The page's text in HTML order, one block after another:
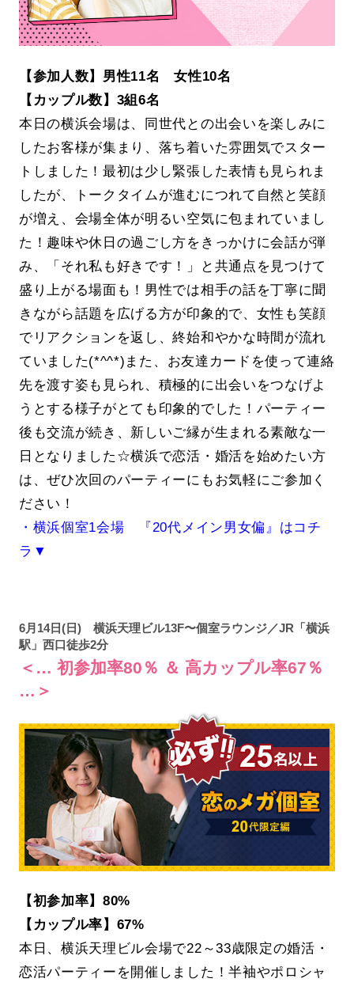
【参加人数】男性11名 女性10名
【カップル数】3組6名
本日の横浜会場は、同世代との出会いを楽しみに
したお客様が集まり、落ち着いた雰囲気でスター
トしました！最初は少し緊張した表情も見られま
したが、トークタイムが進むにつれて自然と笑顔
が増え、会場全体が明るい空気に包まれていまし
た！趣味や休日の過ごし方をきっかけに会話が弾
み、「それ私も好きです！」と共通点を見つけて
盛り上がる場面も！男性では相手の話を丁寧に聞
きながら話題を広げる方が印象的で、女性も笑顔
でリアクションを返し、終始和やかな時間が流れ
ていました(*^^*)また、お友達カードを使って連絡
先を渡す姿も見られ、積極的に出会いをつなげよ
うとする様子がとても印象的でした！パーティー
後も交流が続き、新しいご縁が生まれる素敵な一
日となりました☆横浜で恋活・婚活を始めたい方
は、ぜひ次回のパーティーにもお気軽にご参加く
ださい！
・横浜個室1会場 『20代メイン男女偏』はコチ
ラ▼
6月14日(日) 横浜天理ビル13F〜個室ラウンジ／JR「横浜
駅」西口徒歩2分
＜… 初参加率80％ ＆ 高カップル率67％
…＞
【初参加率】80%
【カップル率】67%
本日、横浜天理ビル会場で22～33歳限定の婚活・
恋活パーティーを開催しました！半袖やポロシャ